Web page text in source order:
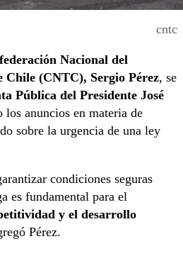
cntc
Nacional del
Chile (CNTC), Sergio Pérez, se
Pública del Presidente José
los anuncios en materia de
sobre la urgencia de una ley
condiciones seguras
es fundamental para el
y el desarrollo
Pérez.